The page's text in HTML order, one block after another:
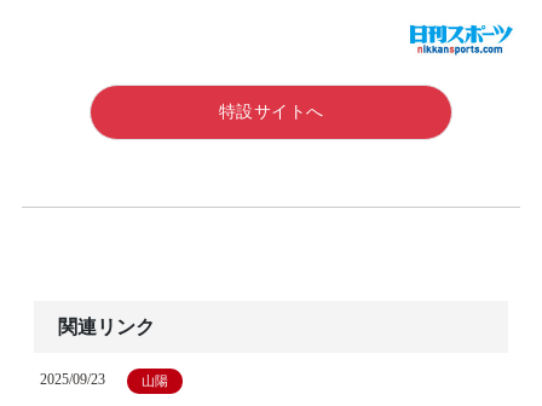
特設サイトへ
関連リンク
2025/09/23 山陽